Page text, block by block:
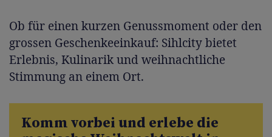
Ob für einen kurzen Genussmoment oder den
grossen Geschenkeeinkauf: Sihlcity bietet
Erlebnis, Kulinarik und weihnachtliche
Stimmung an einem Ort.
Komm vorbei und erlebe die